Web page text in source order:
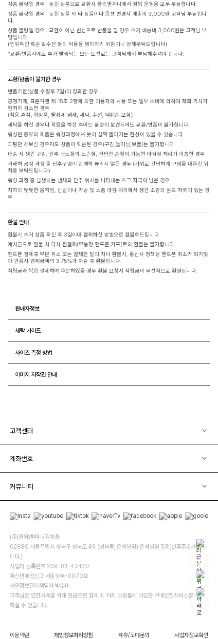
상품 불량일 경우 : 동일 상품으로 교환시 클릭앤퍼니에서 왕복 운임을 모두 부담합니다.
상품 불량일 경우 : 동일 상품 외 타 상품이나 옵션 변경시 배송비 3,000원 고객님 부담입니
다.
상품 불량일 경우 : 교환이 아닌 변심으로 반품을 할 경우 초기 배송비 3,000원은 고객님 부
담입니다.
(인위적인 훼손 & 수선 등의 악용을 방지하기 위함이니 양해부탁드립니다)
*교환/반품시에도 추가 발생되는 모든 도선료는 고객님께서 부담해주셔야 합니다.
교환/반품이 불가한 경우
반품기한(상품 수령후 7일)이 경과한 경우
공정거래, 표준약관 제 15조 2항에 의한 이용자의 사용 또는 일부 소비에 의하여 재화 가치가
현저히 감소한 경우
(착용 흔적, 화장품, 탈취제 냄새, 세탁, 수선, 택훼손 포함)
세탁을 하신 경우나 착용을 하신 후에는 불량이 발견되어도 교환/반품이 불가합니다.
워싱면 종류의 제품은 워싱과정에서 옷이 살짝 돌아가는 현상이 있을 수 있습니다.
피팅만 해보신 경우라도 상품이 훼손된 경우(구김,늘어남,보풀)는 불가합니다.
배송 시 생긴 구김, 단추 바느질의 느슨함, 간단한 손질이 가능한 마감실 처리가 미흡한 경우
거래처 공정 과정 중 단추구멍이 완벽히 뚫리지 않은 경우 (가위로 간단하게 구멍을 내주신 뒤
착용 부탁드립니다)
워싱 과정 중 발생하는 냄새와 단추 위치를 나타내는 초크 자국이 남은 경우
지퍼의 뻣뻣한 움직임, 신발이나 가방 및 소품 마감 처리에서 생긴 소량의 본드 자국이 있는 경
우
환불 안내
환불시 수거 상품 확인 후 3일이내 결제하신 방법으로 환불해드립니다
예치금으로 환불 시 다시 원결제(무통장,핸드폰,카드)로의 환불은 불가합니다.
핸드폰 결제후 부분 취소 또는 결제한 달이 지나 환불시, 통신사 정책상 핸드폰 취소가 되지않
아 반품시 결제금액의 3.75%가 차감 후 환불됩니다.
적립금과 복합 결제하여 주문하였을 경우 환불 요청시 적립금이 우선적으로 환원됩니다.
판매자정보
세탁 가이드
사이즈 측정 방법
이미지 저작권 안내
고객센터
계좌번호
커뮤니티
(주)클릭앤퍼니/김예중
02880 서울특별시 성북구 성북로 49 (성북동, 운석빌딩) 운석빌딩 5층(반품주소가 아닙
니다.)
사업자 등록번호 209-81-43420
통신판매업신고 서울성북-0073호
개인정보관리책임자 박수미
고객님은 안전거래를 위해 현금으로 결제 시 저희 소핑몰에 가입한 구매안전서비스를 이용
하실 수 있습니다.
이용약관 개인정보처리방침 제휴/도매문의 사업자정보확인